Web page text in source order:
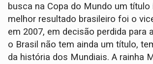
busca na Copa do Mundo um título
melhor resultado brasileiro foi o
em 2007, em decisão perdida para
o Brasil não tem ainda um título,
da história dos Mundiais. A rainha